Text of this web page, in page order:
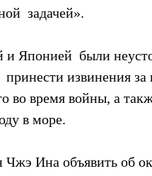
задачей».
Японией  были
извинения за
во время войны, а
в море.
Ина объявить об